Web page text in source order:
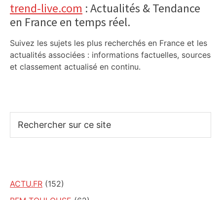
trend-live.com : Actualités & Tendance
en France en temps réel.
Suivez les sujets les plus recherchés en France et les
actualités associées : informations factuelles, sources
et classement actualisé en continu.
sur
ACTU.FR (152)